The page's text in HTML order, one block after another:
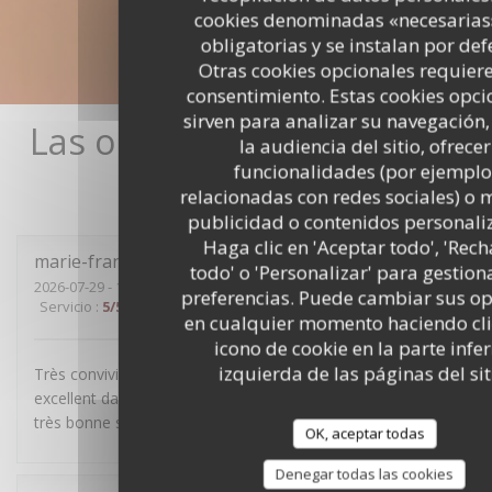
cookies denominadas
obligatorias y se instalan por
Otras cookies opcionales
consentimiento. Estas cookies
sirven para analizar su
la audiencia del sitio, ofrecer
funcionalidades (por
relacionadas con redes sociales) o
publicidad o contenidos
Haga clic en 'Aceptar todo',
todo' o 'Personalizar' para
preferencias. Puede cambiar sus
en cualquier momento haciendo
icono de cookie en la parte
izquierda de las páginas del
OK, aceptar todas
Denegar todas las cookies
Las opiniones de nuestros
clientes
marie-françoise
2026-07-29 - 19:30 - Invitados 4
Servicio : 5/5 Ambiente: 5/5 Menú:4/5 Calidad / Precio:5/5
Très convivial, sans chichis, mets délicieux et service
excellent dans la bonne humeur. Nous avons passé une
très bonne soirée.